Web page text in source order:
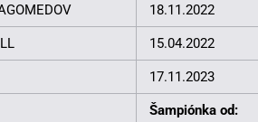
18.11.2022
15.04.2022
17.11.2023
Šampiónka od: